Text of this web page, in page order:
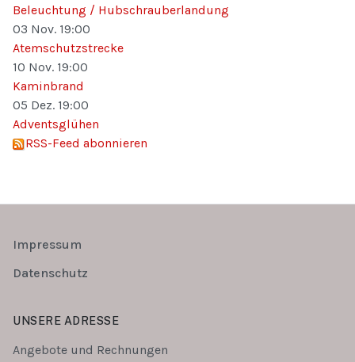
Beleuchtung / Hubschrauberlandung
03 Nov. 19:00
Atemschutzstrecke
10 Nov. 19:00
Kaminbrand
05 Dez. 19:00
Adventsglühen
RSS-Feed abonnieren
Impressum
Datenschutz
UNSERE ADRESSE
Angebote und Rechnungen